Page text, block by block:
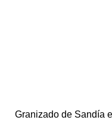
Granizado de Sandía